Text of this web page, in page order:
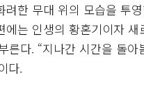
한 무대 위의 모습을 투
는 인생의 황혼기이자
른다. “지나간 시간을 돌
다.